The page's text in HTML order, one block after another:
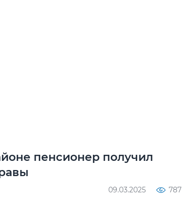
пенсионер получил
09.03.2025 787